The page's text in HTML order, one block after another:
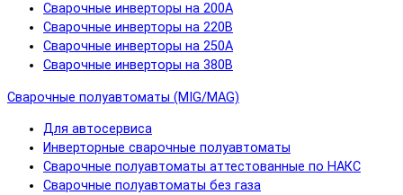
Сварочные инверторы на 200А
Сварочные инверторы на 220В
Сварочные инверторы на 250А
Сварочные инверторы на 380В
Сварочные полуавтоматы (MIG/MAG)
Для автосервиса
Инверторные сварочные полуавтоматы
Сварочные полуавтоматы аттестованные по НАКС
Сварочные полуавтоматы без газа